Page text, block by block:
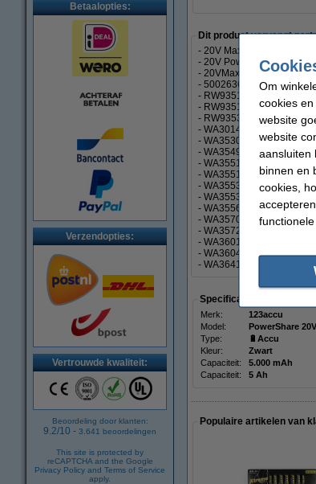
Betaalopties:
Verzendopties:
Vertrouwde kwaliteit:
Beoordeling door klanten:
9.2/10 - 3.641 beoordelingen
This site is protected by
reCAPTCHA and the Google
Privacy Policy and Terms of Service
apply.
Dit product vervangt
- 20V Max
- 20V PowerShare
- 20VMax
- 50026367
- RW9351
- RW9351.1
- RW9353
- WA3014
- WA3530
- WA3549.1
- WA3551
- WA3551.1
- WA3553
- WA3553.2
- WA3556
- WA3570
- WA3572
- WA3601
- WA3604
- WA3641
Specificaties
Merk: 123accu
Model:
PowerShare 20V
Type:
🔋Accu
Kleur:
Zwart
Capaciteit:
5.000 mAh
Capaciteit:
5 Ah
Populaire artikelen van
Om
cookies
website
website
aansluiten
binnen en
cookies,